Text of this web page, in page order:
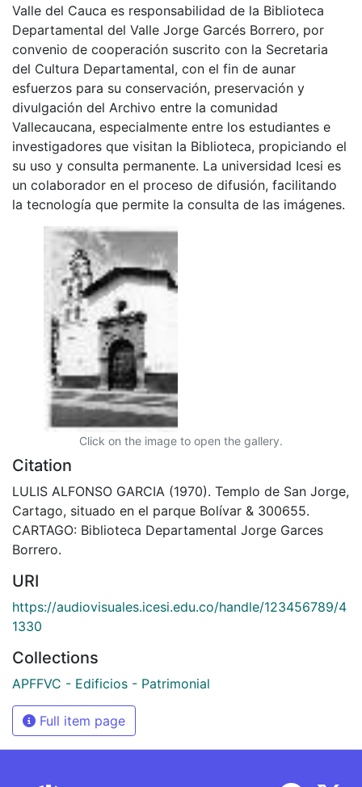
Valle del Cauca es responsabilidad de la Biblioteca
Departamental del Valle Jorge Garcés Borrero, por
convenio de cooperación suscrito con la Secretaria
del Cultura Departamental, con el fin de aunar
esfuerzos para su conservación, preservación y
divulgación del Archivo entre la comunidad
Vallecaucana, especialmente entre los estudiantes e
investigadores que visitan la Biblioteca, propiciando el
su uso y consulta permanente. La universidad Icesi es
un colaborador en el proceso de difusión, facilitando
la tecnología que permite la consulta de las imágenes.
Click on the image to open the gallery.
Citation
LULIS ALFONSO GARCIA (1970). Templo de San Jorge,
Cartago, situado en el parque Bolívar & 300655.
CARTAGO: Biblioteca Departamental Jorge Garces
Borrero.
URI
https://audiovisuales.icesi.edu.co/handle/123456789/4
1330
Collections
APFFVC - Edificios - Patrimonial
Full item page